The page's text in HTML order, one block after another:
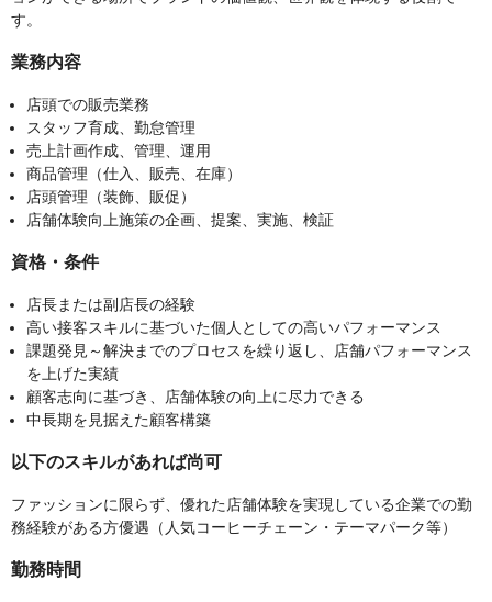
す。
業務内容
店頭での販売業務
スタッフ育成、勤怠管理
売上計画作成、管理、運用
商品管理（仕入、販売、在庫）
店頭管理（装飾、販促）
店舗体験向上施策の企画、提案、実施、検証
資格・条件
店長または副店長の経験
高い接客スキルに基づいた個人としての高いパフォーマンス
課題発見～解決までのプロセスを繰り返し、店舗パフォーマンス
を上げた実績
顧客志向に基づき、店舗体験の向上に尽力できる
中長期を見据えた顧客構築
以下のスキルがあれば尚可
ファッションに限らず、優れた店舗体験を実現している企業での勤
務経験がある方優遇（人気コーヒーチェーン・テーマパーク等）
勤務時間